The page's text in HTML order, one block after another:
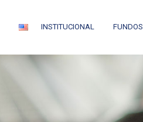
INSTITUCIONAL FUNDOS